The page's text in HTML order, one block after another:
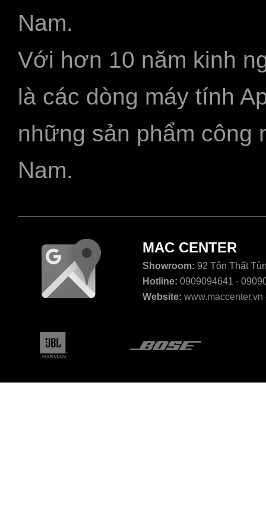
Nam.
Với hơn 10 năm kinh
là các dòng máy tính
những sản phẩm công
Nam.
MAC CENTER
Showroom: 92 Tôn Thất
Hotline: 0909094641 -
Website: www.maccenter.vn